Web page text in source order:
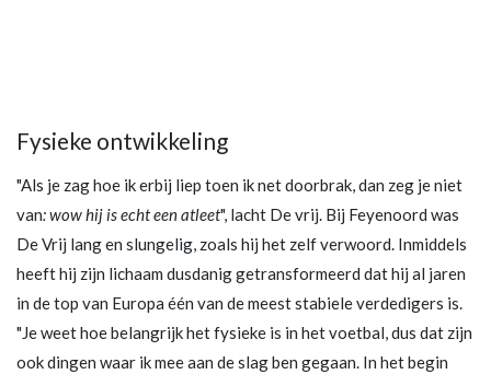
Fysieke ontwikkeling
"Als je zag hoe ik erbij liep toen ik net doorbrak, dan zeg je niet
van: wow hij is echt een atleet", lacht De vrij. Bij Feyenoord was
De Vrij lang en slungelig, zoals hij het zelf verwoord. Inmiddels
heeft hij zijn lichaam dusdanig getransformeerd dat hij al jaren
in de top van Europa één van de meest stabiele verdedigers is.
"Je weet hoe belangrijk het fysieke is in het voetbal, dus dat zijn
ook dingen waar ik mee aan de slag ben gegaan. In het begin